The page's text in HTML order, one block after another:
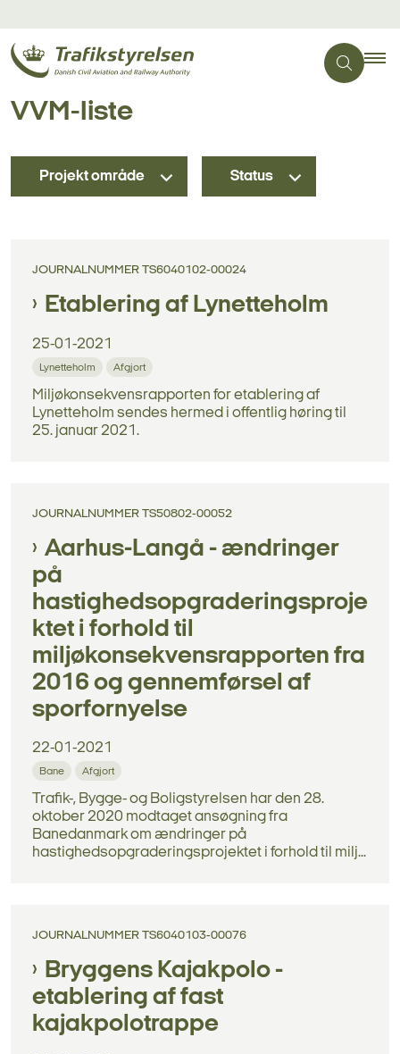
VVM-liste
Projekt område Status
JOURNALNUMMER TS6040102-00024
Etablering af Lynetteholm
25-01-2021
Lynetteholm Afgjort
Miljøkonsekvensrapporten for etablering af
Lynetteholm sendes hermed i offentlig høring til
25. januar 2021.
JOURNALNUMMER TS50802-00052
Aarhus-Langå - ændringer
på
hastighedsopgraderingsproje
ktet i forhold til
miljøkonsekvensrapporten fra
2016 og gennemførsel af
sporfornyelse
22-01-2021
Bane Afgjort
Trafik-, Bygge- og Boligstyrelsen har den 28.
oktober 2020 modtaget ansøgning fra
Banedanmark om ændringer på
hastighedsopgraderingsprojektet i forhold til milj...
JOURNALNUMMER TS6040103-00076
Bryggens Kajakpolo -
etablering af fast
kajakpolotrappe